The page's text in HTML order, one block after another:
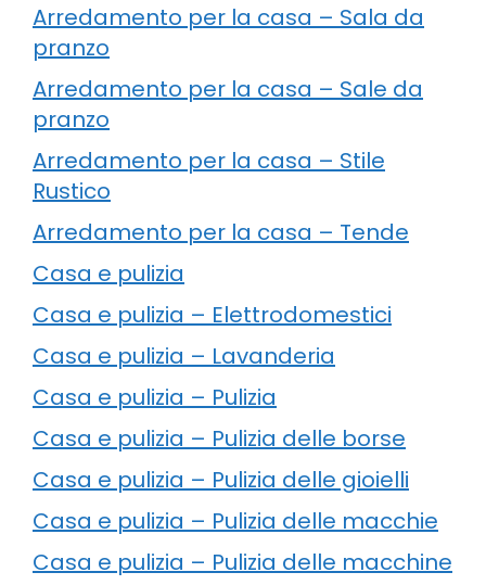
Arredamento per la casa – Sala da
pranzo
Arredamento per la casa – Sale da
pranzo
Arredamento per la casa – Stile
Rustico
Arredamento per la casa – Tende
Casa e pulizia
Casa e pulizia – Elettrodomestici
Casa e pulizia – Lavanderia
Casa e pulizia – Pulizia
Casa e pulizia – Pulizia delle borse
Casa e pulizia – Pulizia delle gioielli
Casa e pulizia – Pulizia delle macchie
Casa e pulizia – Pulizia delle macchine